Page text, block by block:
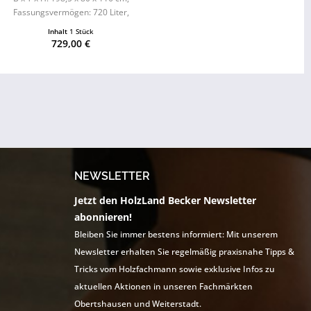
Fassungsvermögen: 720 Liter,
Inhalt 1 Stück
729,00 €
NEWSLETTER
Jetzt den HolzLand Becker Newsletter
abonnieren!
Bleiben Sie immer bestens informiert: Mit unserem
Newsletter erhalten Sie regelmäßig praxisnahe Tipps &
Tricks vom Holzfachmann sowie exklusive Infos zu
aktuellen Aktionen in unseren Fachmärkten
Obertshausen und Weiterstadt.